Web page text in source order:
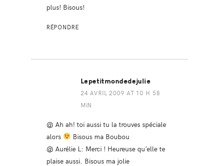
plus! Bisous!
RÉPONDRE
Lepetitmondedejulie
24 AVRIL 2009 AT 10 H 58
MIN
@ Ah ah! toi aussi tu la trouves spéciale
alors
Bisous ma Boubou
@ Aurélie L: Merci ! Heureuse qu’elle te
plaise aussi. Bisous ma jolie